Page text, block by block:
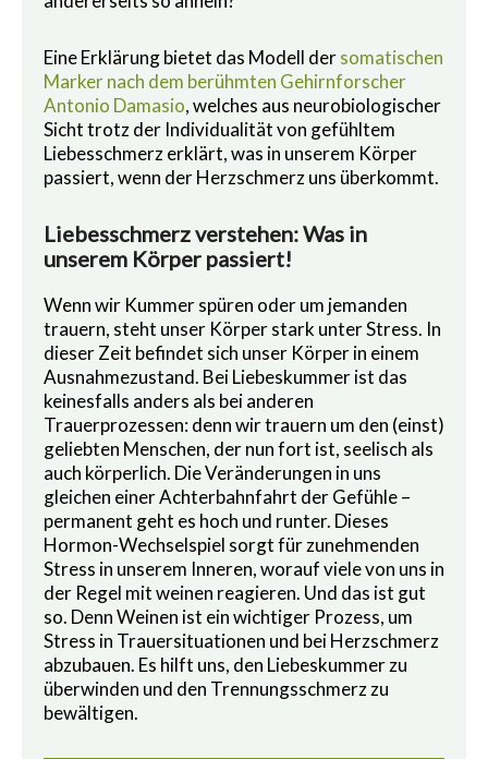
Eine Erklärung bietet das Modell dersomatischen
Marker nach dem berühmten Gehirnforscher
Antonio Damasio, welches aus neurobiologischer
Sicht trotz der Individualität von gefühltem
Liebesschmerz erklärt, was in unserem Körper
passiert, wenn der Herzschmerz uns überkommt.
Liebesschmerz verstehen: Was in
unserem Körper passiert!
Wenn wir Kummer spüren oder um jemanden
trauern, steht unser Körper stark unter Stress. In
dieser Zeit befindet sich unser Körper in einem
Ausnahmezustand. Bei Liebeskummer ist das
keinesfalls anders als bei anderen
Trauerprozessen: denn wir trauern um den (einst)
geliebten Menschen, der nun fort ist, seelisch als
auch körperlich. Die Veränderungen in uns
gleichen einer Achterbahnfahrt der Gefühle –
permanent geht es hoch und runter. Dieses
Hormon-Wechselspiel sorgt für zunehmenden
Stress in unserem Inneren, worauf viele von uns in
der Regel mit weinen reagieren. Und das ist gut
so. Denn Weinen ist ein wichtiger Prozess, um
Stress in Trauersituationen und bei Herzschmerz
abzubauen. Es hilft uns, den Liebeskummer zu
überwinden und den Trennungsschmerz zu
bewältigen.